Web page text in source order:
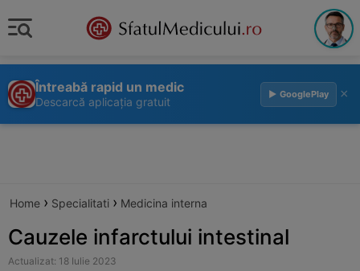
Întreabă rapid un medic
Descarcă aplicația gratuit
▶ GooglePlay ×
Home › Specialitati › Medicina interna
Cauzele infarctului intestinal
Actualizat: 18 Iulie 2023